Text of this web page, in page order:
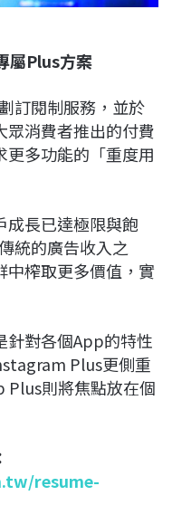
屬Plus方案
訂閱制服務，並於
眾消費者推出的付費
多功能的「重度用
成長已達極限與飽
統的廣告收入之
中榨取更多價值，實
針對各個App的特性
Plus更側重
Plus則將焦點放在個
resume-